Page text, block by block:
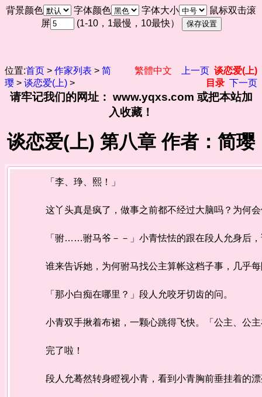
背景颜色 字体颜色 字体大小
鼠标双击滚
屏
(1-10，1最慢，10最快）
位置:首页 > 作家列表 > 简
璎 > 谈恋爱(上) >
繁體中文 上一页 谈恋爱(上)
目录 下一页
请牢记我们的网址： www.yqxs.com 或把本站加
入收藏！
谈恋爱(上) 第八章 作者：简璎
「李、琤、熙！」
这丫头真是疯了，做事之前都不经过大脑吗？为何会
「驸……驸马爷－－」小青怯怯的跟在段人允身后，
谁来告诉她，为何驸马找公主算帐这档子事，几乎每
「那小白痴在哪里？」段人允咬牙切齿的问。
小青双手揪着布裙，一颗心跳得飞快。「公主、公主
完了啦！
段人允蓦然转身瞪视小青，看到小青胸前垂挂着的漂